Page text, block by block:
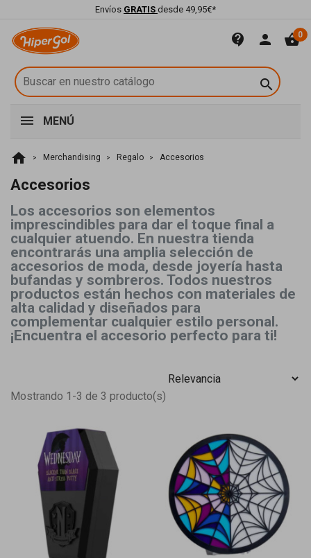
Envíos GRATIS desde 49,95€*
contact_support person shopping_basket0

MENÚ
home Merchandising Regalo Accesorios
Accesorios
Los accesorios son elementos
imprescindibles para dar el toque final a
cualquier atuendo. En nuestra tienda
encontrarás una amplia selección de
accesorios de moda, desde joyería hasta
bufandas y sombreros. Todos nuestros
productos están hechos con materiales de
alta calidad y diseñados para
complementar cualquier estilo personal.
¡Encuentra el accesorio perfecto para ti!
Mostrando 1-3 de 3 producto(s)